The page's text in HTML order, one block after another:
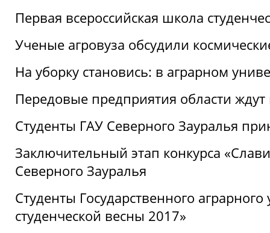
Первая всероссийская школа
Ученые агровуза обсудили
На уборку становись: в аграрном
Передовые предприятия области ждут
Студенты ГАУ Северного Зауралья
Заключительный этап конкурса
Северного Зауралья
Студенты Государственного
студенческой весны 2017»